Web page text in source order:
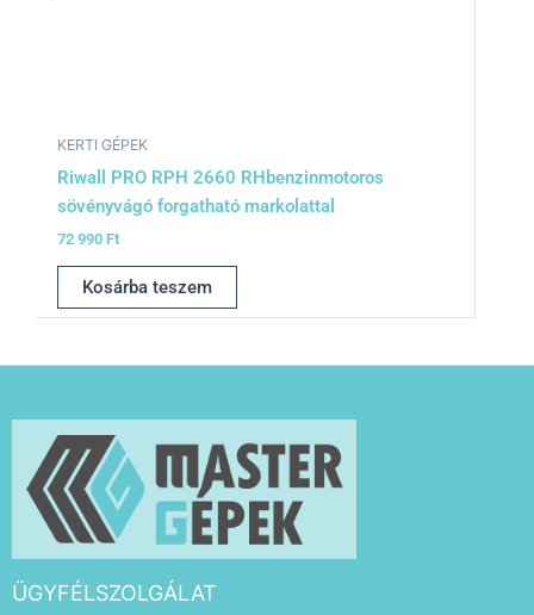
KERTI GÉPEK
Riwall PRO RPH 2660 RHbenzinmotoros
sövényvágó forgatható markolattal
72 990 Ft
Kosárba teszem
ÜGYFÉLSZOLGÁLAT